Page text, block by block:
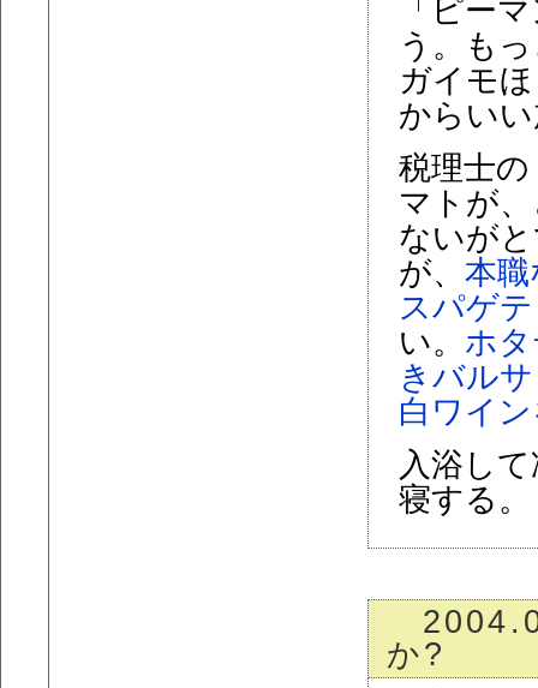
「ピー
う。も
ガイモ
からい
税理士
マトが
ないが
が、 本
スパゲ
い。 ホ
きバル
白ワイ
入浴し
寝する。
か?